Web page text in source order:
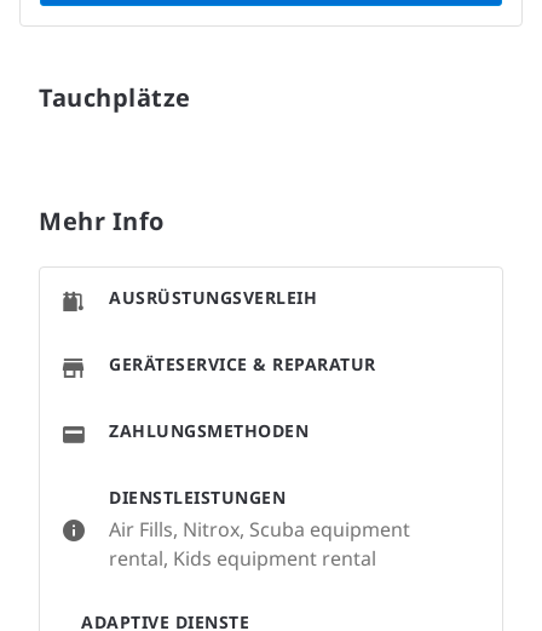
Tauchplätze
Mehr Info
DIENSTLEISTUNGEN
Air Fills, Nitrox, Scuba equipment
rental, Kids equipment rental
ADAPTIVE DIENSTE
AUSRÜSTUNGSVERLEIH
GERÄTESERVICE & REPARATUR
ZAHLUNGSMETHODEN